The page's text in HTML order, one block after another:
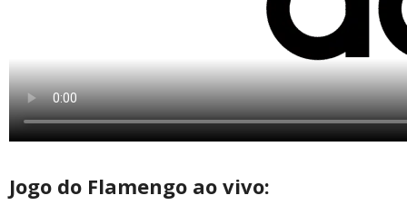
Jogo do Flamengo ao vivo: